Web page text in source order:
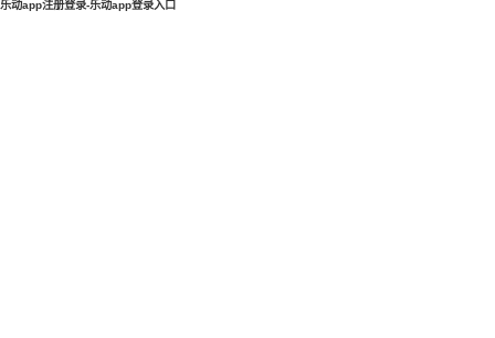
乐动app注册登录-乐动app登录入口